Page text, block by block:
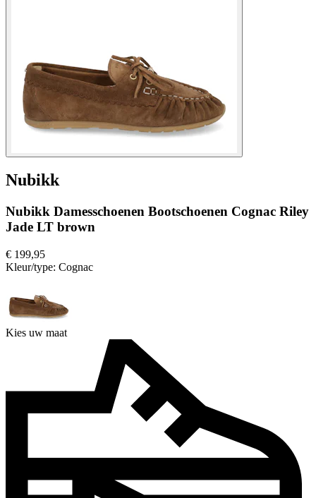
Nubikk
Nubikk Damesschoenen Bootschoenen Cognac Riley
Jade LT brown
€ 199,95
Kleur/type: Cognac
Kies uw maat